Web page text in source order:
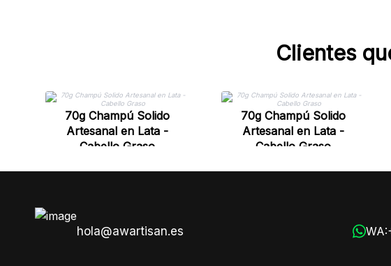
Clientes
70g Champú Solido
Artesanal en Lata -
Cabello Graso
70g Champú Solido
Artesanal en Lata -
Cabello Graso
hola@awartisan.es WA: